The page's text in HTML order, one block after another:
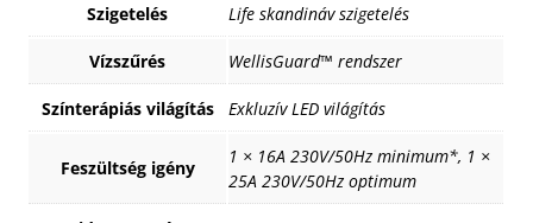
Szigetelés Life skandináv szigetelés
Vízszűrés WellisGuard™ rendszer
Színterápiás világítás Exkluzív LED világítás
Feszültség igény
1 × 16A 230V/50Hz minimum*, 1 ×
25A 230V/50Hz optimum